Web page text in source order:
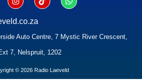
Auto Centre, 7 Mystic River Crescent,
7, Nelspruit, 1202
© 2026 Radio Laeveld